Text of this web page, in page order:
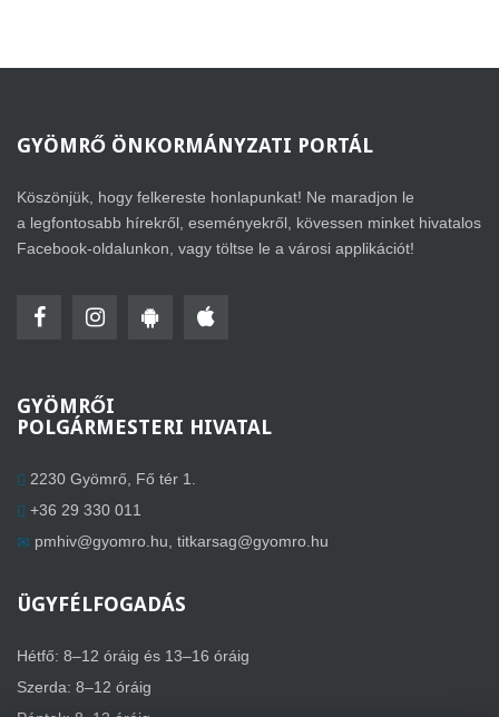
GYÖMRŐ ÖNKORMÁNYZATI PORTÁL
Köszönjük, hogy felkereste honlapunkat! Ne maradjon le
a legfontosabb hírekről, eseményekről, kövessen minket hivatalos
Facebook-oldalunkon, vagy töltse le a városi applikációt!
GYÖMRŐI
POLGÁRMESTERI HIVATAL
2230 Gyömrő, Fő tér 1.
+36 29 330 011
pmhiv@gyomro.hu titkarsag@gyomro.hu
ÜGYFÉLFOGADÁS
Hétfő: 8–12 óráig és 13–16 óráig
Szerda: 8–12 óráig